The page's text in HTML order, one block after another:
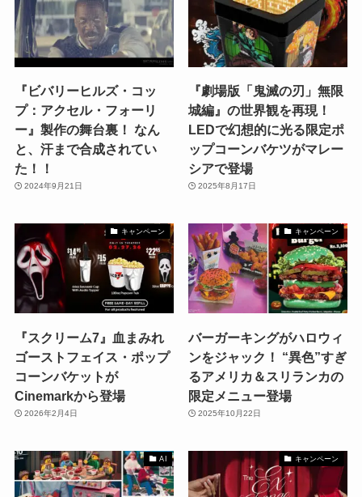
『ビバリーヒルズ・コッ
プ：アクセル・フォーリ
ー』製作の舞台裏！ なん
と、汗まで合成されてい
た！！
2024年9月21日
『劇場版「鬼滅の刃」無限
城編』の世界観を再現！
LEDで幻想的に光る限定ポ
ップコーンバケツがマレー
シアで登場
2025年8月17日
キャンペーン
『スクリーム7』血まみれ
ゴーストフェイス・ポップ
コーンバケットが
Cinemarkから登場
2026年2月4日
キャンペーン
バーガーキングがハロウィ
ンをジャック！ “異色”すぎ
るアメリカ＆スリランカの
限定メニュー登場
2025年10月22日
AI キャンペーン